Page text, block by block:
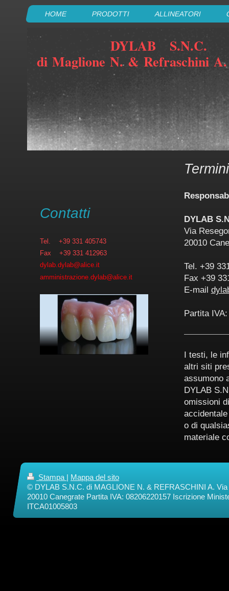
HOME PRODOTTI ALLINEATORI
DYLAB S.N.C.
di Maglione N. & Refraschini A.
DYLAB
Via
20010
Tel. +39
Fax +39
E-mail
Partita
I testi, le
altri siti
assumono
DYLAB
omissioni
o di
materiale
Contatti
Tel. +39 331 405743
Fax +39 331 412963
dylab.dylab@alice.it
amministrazione.dylab@alice.it
Stampa
Mappa del sito
© DYLAB S.N.C. di MAGLIONE N. & REFRASCHINI A. Via
20010 Canegrate Partita IVA: 08206220157 Iscrizione
ITCA01005803